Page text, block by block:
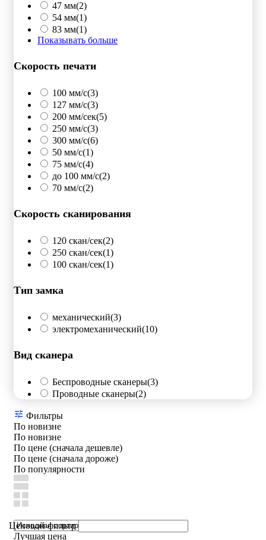
47 мм(2)
54 мм(1)
83 мм(1)
Показывать больше
Скорость печати
100 мм/с(3)
127 мм/с(3)
200 мм/сек(5)
250 мм/c(3)
300 мм/с(6)
50 мм/с(1)
75 мм/с(4)
до 100 мм/с(2)
70 мм/с(2)
Скорость сканирования
120 скан/сек(2)
250 скан/сек(1)
100 скан/сек(1)
Тип замка
механический(3)
электромеханический(10)
Вид сканера
Беспроводные сканеры(3)
Проводные сканеры(2)
Фильтры
По новизне
По новизне
По цене (сначала дешевле)
По цене (сначала дороже)
По популярности
Ценовой фильтр
Лучшая цена